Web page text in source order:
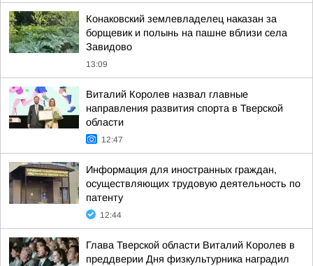
Конаковский землевладелец наказан за
борщевик и полынь на пашне вблизи села
Завидово
13:09
Виталий Королев назвал главные
направления развития спорта в Тверской
области
12:47
Информация для иностранных граждан,
осуществляющих трудовую деятельность по
патенту
12:44
Глава Тверской области Виталий Королев в
преддверии Дня физкультурника наградил